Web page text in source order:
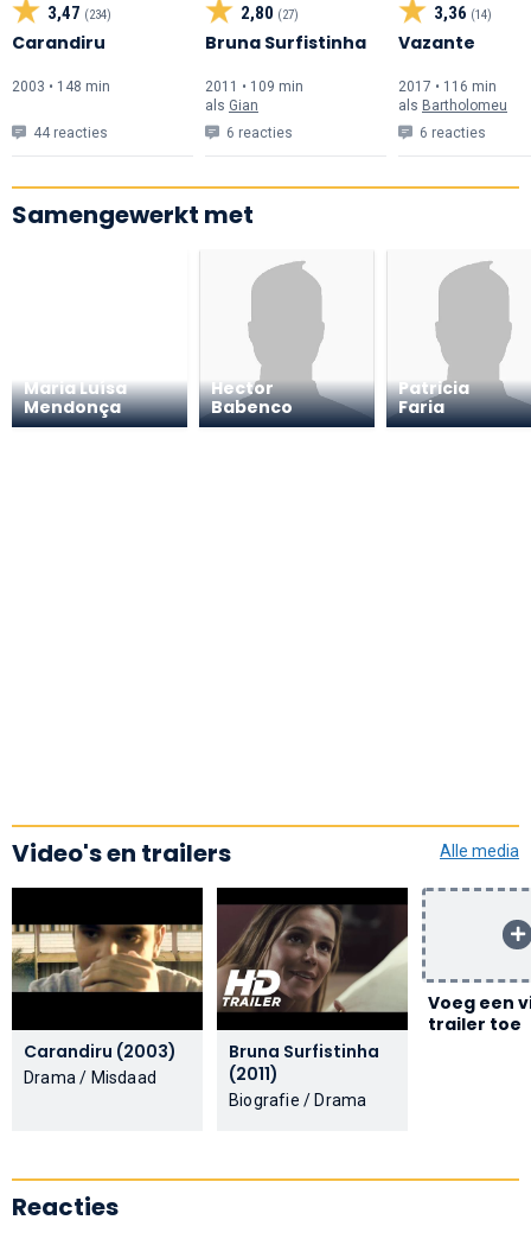
3,47 (234)
Carandiru
2003 • 148 min
44 reacties
2,80 (27)
Bruna Surfistinha
2011 • 109 min
als Gian
6 reacties
3,36 (14)
Vazante
2017 • 116 min
als Bartholomeu
6 reacties
Samengewerkt met
Maria Luísa
Mendonça
Hector
Babenco
Patricia
Faria
Video's en trailers Alle media
Carandiru (2003)
Drama / Misdaad
Bruna Surfistinha
(2011)
Biografie / Drama
Voeg een
trailer toe
Reacties